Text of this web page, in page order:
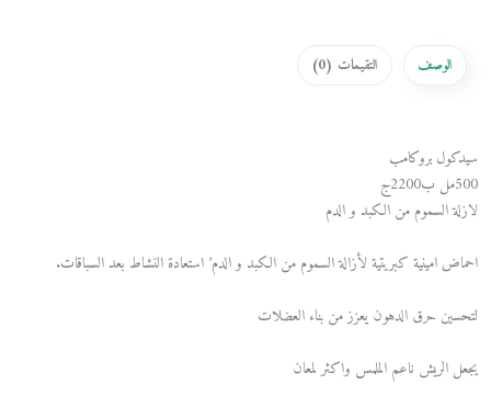
الوصف التقيمات (0
)
سيدكول بروكامب
500مل ب2200ج
لازلة السموم من الكبد و الدم
احماض امينية كبريتية لأزالة السموم من الكبد و الدم’ استعادة النشاط بعد السباقات.
لتحسين حرق الدهون يعزز من بناء العضلات
يجعل الريش ناعم الملمس واكثر لمعان